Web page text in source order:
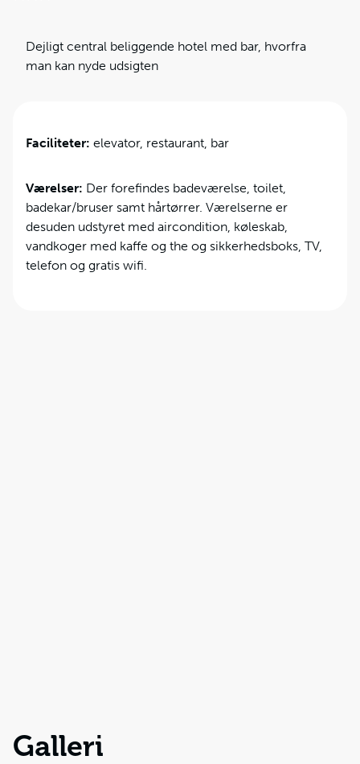
Dejligt central beliggende hotel med bar, hvorfra
man kan nyde udsigten
Faciliteter: elevator, restaurant, bar
Værelser: Der forefindes badeværelse, toilet,
badekar/bruser samt hårtørrer. Værelserne er
desuden udstyret med aircondition, køleskab,
vandkoger med kaffe og the og sikkerhedsboks, TV,
telefon og gratis wifi.
Galleri